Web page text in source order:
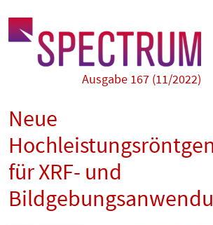
Ausgabe 167 (11/2022)
Neue
für XRF- und